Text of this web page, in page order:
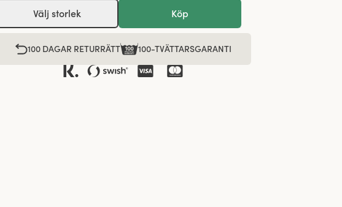
Välj storlek Köp
100 DAGAR RETURRÄTT 100-TVÄTTARSGARANTI